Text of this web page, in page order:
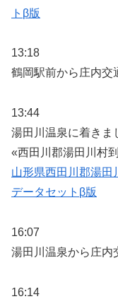
トβ版
13:18
鶴岡駅前から庄内交
13:44
湯田川温泉に着きま
«西田川郡湯田川村
山形県西田川郡湯田
データセットβ版
16:07
湯田川温泉から庄内
16:14